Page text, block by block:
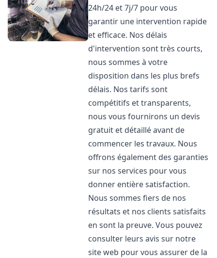
24h/24 et 7j/7 pour vous
garantir une intervention rapide
et efficace. Nos délais
d'intervention sont très courts,
nous sommes à votre
disposition dans les plus brefs
délais. Nos tarifs sont
compétitifs et transparents,
nous vous fournirons un devis
gratuit et détaillé avant de
commencer les travaux. Nous
offrons également des garanties
sur nos services pour vous
donner entière satisfaction.
Nous sommes fiers de nos
résultats et nos clients satisfaits
en sont la preuve. Vous pouvez
consulter leurs avis sur notre
site web pour vous assurer de la